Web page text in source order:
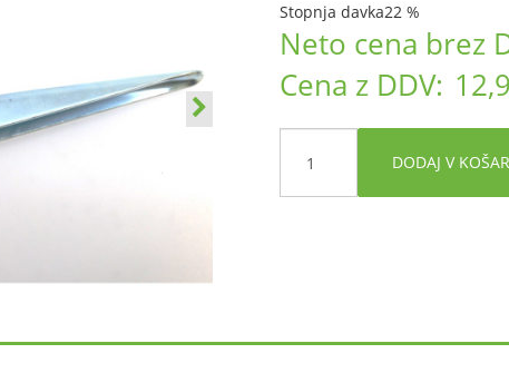
Stopnja davka22 %
Neto cena brez
Cena z DDV:
DODAJ V